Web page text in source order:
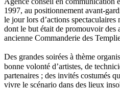
1997, au positionnement avant-
le jour lors d’actions spectaculaires
dont le but était de promouvoir des
ancienne Commanderie des
Des grandes soirées à thème
bonne volonté d’artistes, de
partenaires ; des invités costumés
vivre le scénario dans des lieux